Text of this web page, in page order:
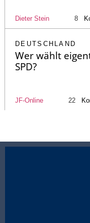
Dieter Stein 8
DEUTSCHLAND
Wer wählt
SPD?
JF-Online 22